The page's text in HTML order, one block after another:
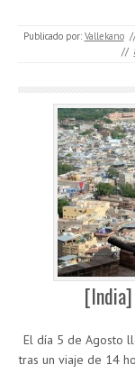
Publicado por: Vallekano
//
[India]
El día 5 de Agosto
tras un viaje de 14